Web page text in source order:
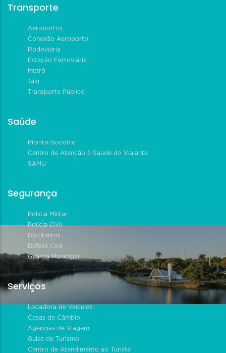
Transporte
Aeroportos
Conexão Aeroporto
Rodoviária
Estação Ferroviária
Metrô
Táxi
Transporte Público
Saúde
Pronto-Socorro
Centro de Atenção à Saúde do Viajante
SAMU
Segurança
Polícia Militar
Polícia Civil
Bombeiros
Defesa Civil
Guarda Municipal
Serviços
Locadora de Veículos
Casas de Câmbio
Agências de Viagem
Guias de Turismo
Centro de Atendimento ao Turista